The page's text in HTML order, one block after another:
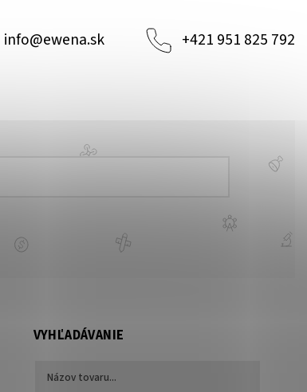
info@ewena.sk +421 951 825 792
VYHĽADÁVANIE